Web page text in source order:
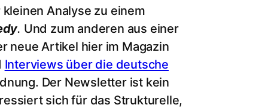
Analyse zu einem
. Und zum anderen aus einer
neue Artikel hier im Magazin
Interviews über die deutsche
Der Newsletter ist kein
sich für das Strukturelle,